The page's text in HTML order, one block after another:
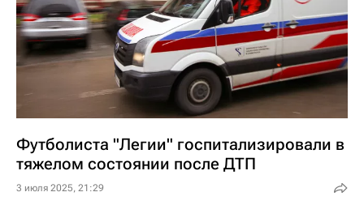
Футболиста "Легии" госпитализировали в
тяжелом состоянии после ДТП
3 июля 2025, 21:29